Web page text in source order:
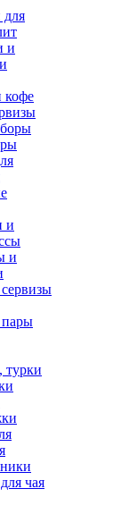
для
и
кофе
и
и
турки
чая